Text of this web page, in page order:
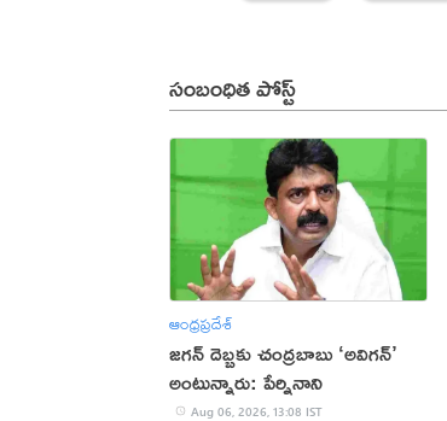
సంబంధిత పోస్ట్
ఆంధ్రప్రదేశ్
జగన్ దెబ్బకు చంద్రబాబు ‘అవిగన్’
అంటున్నారు: పేర్నినాని
Aug 06, 2026, 13:08 IST